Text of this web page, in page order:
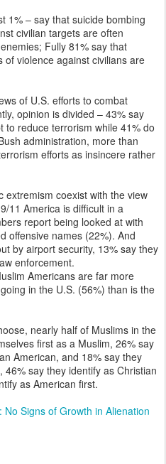
1% – say that suicide bombing
civilian targets are often
Fully 81% say that
violence against civilians are
of U.S. efforts to combat
opinion is divided – 43% say
to reduce terrorism while 41% do
administration, more than
efforts as insincere rather
extremism coexist with the view
11 America is difficult in a
report being looked at with
offensive names (22%). And
by airport security, 13% say they
enforcement.
Americans are far more
in the U.S. (56%) than is the
nearly half of Muslims in the
first as a Muslim, 26% say
American, and 18% say they
say they identify as Christian
as American first.
No Signs of Growth in Alienation